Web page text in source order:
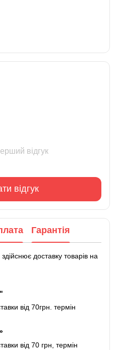
відгук
відгук
Гарантія
здійснює доставку товарів на
від 70грн. термін
від 70 грн, термін